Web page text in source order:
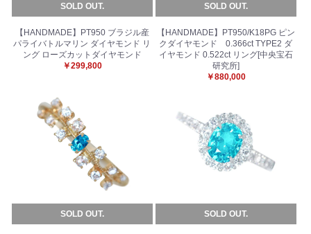
SOLD OUT.
【HANDMADE】PT950 ブラジル産
パライバトルマリン ダイヤモンド リ
ング ローズカットダイヤモンド
￥299,800
SOLD OUT.
【HANDMADE】PT950/K18PG ピン
クダイヤモンド 0.366ct TYPE2 ダ
イヤモンド 0.522ct リング[中央宝石
研究所]
￥880,000
SOLD OUT. SOLD OUT.